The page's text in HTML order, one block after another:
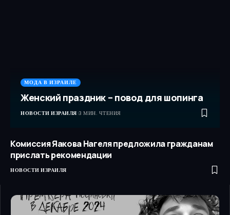
МОДА В ИЗРАИЛЕ
Женский праздник – повод для шопинга
НОВОСТИ ИЗРАИЛЯ 3 МИН. ЧТЕНИЯ
Комиссия Яакова Нагеля предложила гражданам
прислать рекомендации
НОВОСТИ ИЗРАИЛЯ